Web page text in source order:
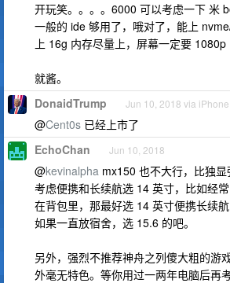
开玩笑。。。。6000 可以考虑一下 米
一般的 ide 够用了，哦对了，能上
上 16g 内存尽量上，屏幕一定要 1080p
就酱。
DonaidTrump Jun 10, 2018 via iPhone
@Cent0s 已经上市了
EchoChan Jun 10, 2018
@kevinalpha mx150 也不大行，比独显
考虑便携和长续航选 14 英寸，比如经
在背包里，那最好选 14 英寸便携长续航
如果一直放宿舍，选 15.6 的吧。
另外，强烈不推荐神舟之列傻大粗的游
外毫无特色。等你用过一两年电脑后再